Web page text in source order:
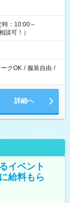
：10:00～
可！）
クOK / 服装自由 /
詳細へ
イベント
給料もら